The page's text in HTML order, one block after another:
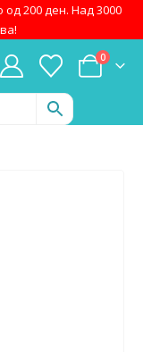
од 200 ден. Над 3000
0